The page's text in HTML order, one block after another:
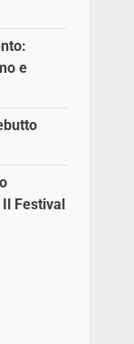
e
Festival